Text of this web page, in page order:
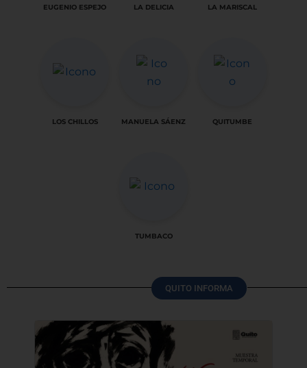
EUGENIO ESPEJO LA DELICIA LA MARISCAL
LOS CHILLOS MANUELA SÁENZ QUITUMBE
TUMBACO
QUITO INFORMA